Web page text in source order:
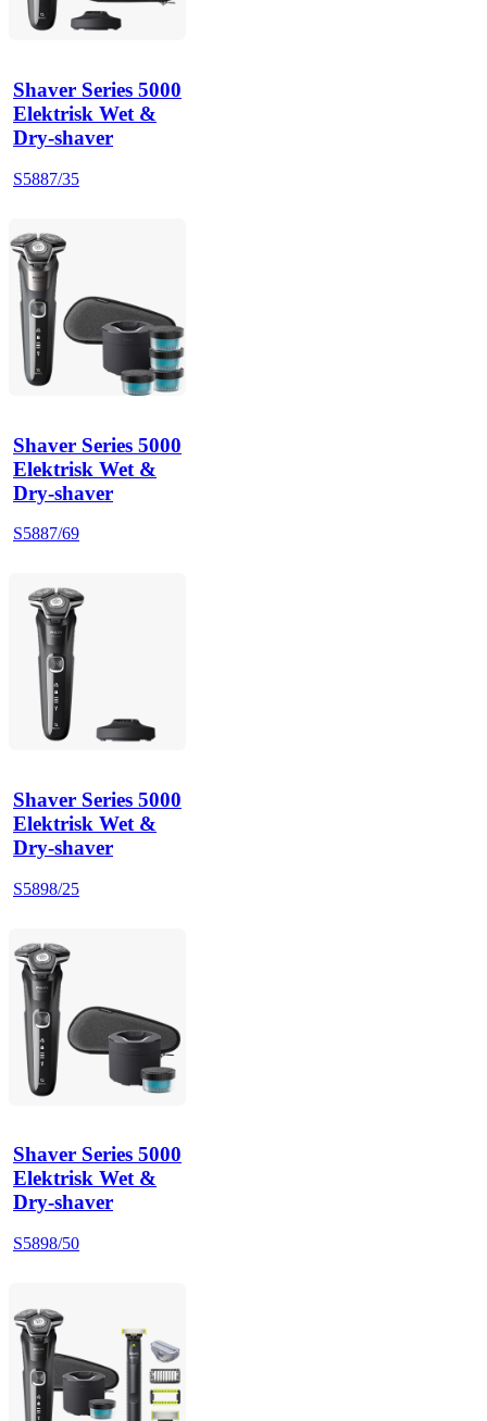
Shaver Series 5000
Elektrisk Wet &
Dry-shaver
S5887/35
Shaver Series 5000
Elektrisk Wet &
Dry-shaver
S5887/69
Shaver Series 5000
Elektrisk Wet &
Dry-shaver
S5898/25
Shaver Series 5000
Elektrisk Wet &
Dry-shaver
S5898/50